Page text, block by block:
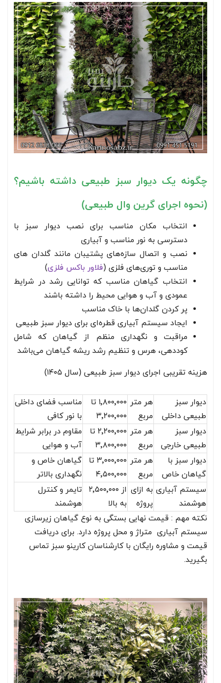
چگونه یک دیوار سبز طبیعی داشته باشیم؟
(نحوه اجرای گرین وال طبیعی)
انتخاب مکان مناسب برای نصب دیوار سبز با
دسترسی به نور مناسب و آبیاری
نصب و اتصال سازه‌های پشتیبان مانند گلدان های
مناسب و توری‌های فلزی (فلاور باکس فلزی)
انتخاب گیاهان مناسب که توانایی رشد در شرایط
عمودی و آب و هوایی محیط را داشته باشند
پر کردن گلدان‌ها با خاک مناسب
ایجاد سیستم آبیاری قطره‌ای برای دیوار سبز طبیعی
مراقبت و نگهداری منظم از گیاهان که شامل
کوددهی، هرس و تنظیم رشد ریشه گیاهان می‌باشد
هزینه تقریبی اجرای دیوار سبز طبیعی (سال ۱۴۰۵)
دیوار سبز
طبیعی داخلی
هر متر
مربع
۱٬۸۰۰٬۰۰۰ تا
۳٬۲۰۰٬۰۰۰
مناسب فضای داخلی
با نور کافی
دیوار سبز
طبیعی خارجی
هر متر
مربع
۲٬۲۰۰٬۰۰۰ تا
۳٬۸۰۰٬۰۰۰
مقاوم در برابر شرایط
آب و هوایی
دیوار سبز با
گیاهان خاص
هر متر
مربع
۳٬۰۰۰٬۰۰۰ تا
۴٬۵۰۰٬۰۰۰
گیاهان خاص و
نگهداری بالاتر
سیستم آبیاری
هوشمند
به ازای
پروژه
از ۲٬۵۰۰٬۰۰۰
به بالا
تایمر و کنترل
هوشمند
نکته مهم : قیمت نهایی بستگی به نوع گیاهان زیرسازی
سیستم آبیاری متراژ و محل پروژه دارد. برای دریافت
قیمت و مشاوره رایگان با کارشناسان کارینو سبز تماس
بگیرید.